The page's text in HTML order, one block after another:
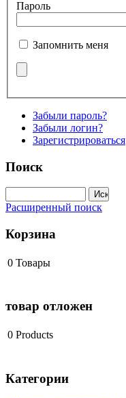
Пароль
Запомнить меня
Забыли пароль?
Забыли логин?
Зарегистрироваться
Поиск
Расширенный поиск
Корзина
0 Товары
товар отложен
0 Products
Категории